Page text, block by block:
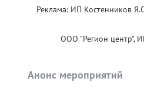
Реклама: ИП Костенников
ООО "Регион центр",
Анонс мероприятий